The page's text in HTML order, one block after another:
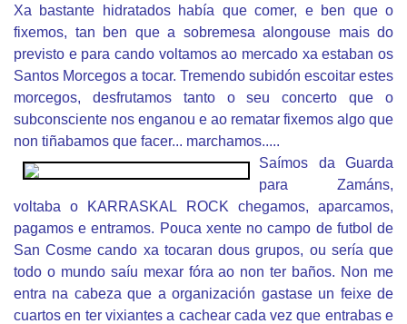
Xa bastante hidratados había que comer, e ben que o
fixemos, tan ben que a sobremesa alongouse mais do
previsto e para cando voltamos ao mercado xa estaban os
Santos Morcegos a tocar. Tremendo subidón escoitar estes
morcegos, desfrutamos tanto o seu concerto que o
subconsciente nos enganou e ao rematar fixemos algo que
non tiñabamos que facer... marchamos.....
Saímos da Guarda
para Zamáns,
voltaba o KARRASKAL ROCK chegamos, aparcamos,
pagamos e entramos. Pouca xente no campo de futbol de
San Cosme cando xa tocaran dous grupos, ou sería que
todo o mundo saíu mexar fóra ao non ter baños. Non me
entra na cabeza que a organización gastase un feixe de
cuartos en ter vixiantes a cachear cada vez que entrabas e